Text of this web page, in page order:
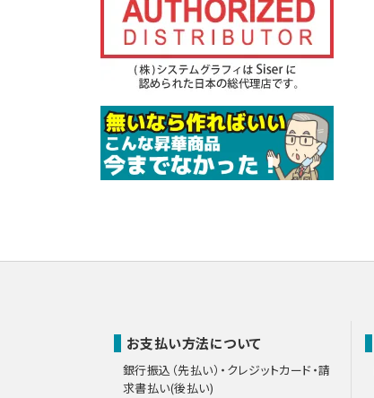
お支払い方法について
銀行振込（先払い）・クレジットカード・請
求書払い(後払い)